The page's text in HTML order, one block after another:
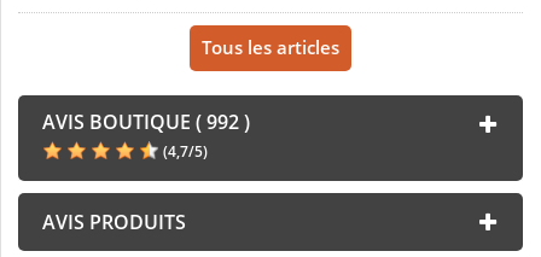
Tous les articles
AVIS BOUTIQUE ( 992 )
(4,7/5)
AVIS PRODUITS